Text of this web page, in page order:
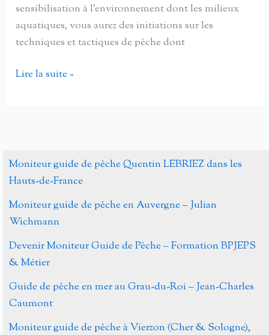
sensibilisation à l’environnement dont les milieux
aquatiques, vous aurez des initiations sur les
techniques et tactiques de pêche dont
Fête
Saint
Christophe
Chaudry
avec
les
moniteurs
de
pêche
Lire la suite »
Moniteur guide de pêche Quentin LEBRIEZ dans les
Hauts-de-France
Moniteur guide de pêche en Auvergne – Julian
Wichmann
Devenir Moniteur Guide de Pêche – Formation BPJEPS
& Métier
Guide de pêche en mer au Grau-du-Roi – Jean-Charles
Caumont
Moniteur guide de pêche à Vierzon (Cher & Sologne),